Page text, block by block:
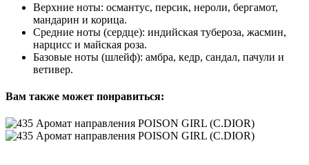
Верхние ноты: османтус, персик, нероли, бергамот,
мандарин и корица.
Средние ноты (сердце): индийская тубероза, жасмин,
нарцисс и майская роза.
Базовые ноты (шлейф): амбра, кедр, сандал, пачули и
ветивер.
Вам также может понравиться: